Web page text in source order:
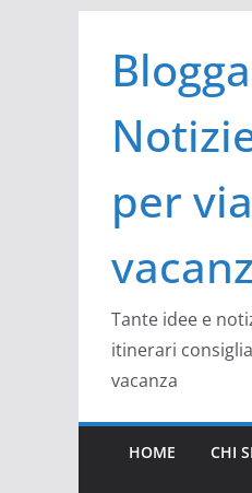
contenuto
per
Tante idee e
itinerari
vacanza
HOME CHI